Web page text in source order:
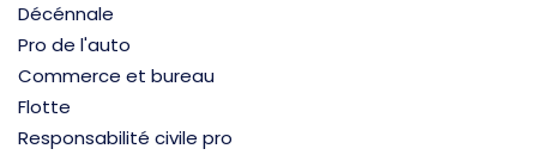
Décénnale
Pro de l'auto
Commerce et bureau
Flotte
Responsabilité civile pro